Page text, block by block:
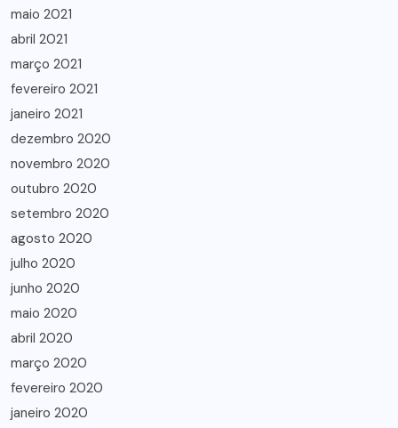
maio 2021
abril 2021
março 2021
fevereiro 2021
janeiro 2021
dezembro 2020
novembro 2020
outubro 2020
setembro 2020
agosto 2020
julho 2020
junho 2020
maio 2020
abril 2020
março 2020
fevereiro 2020
janeiro 2020